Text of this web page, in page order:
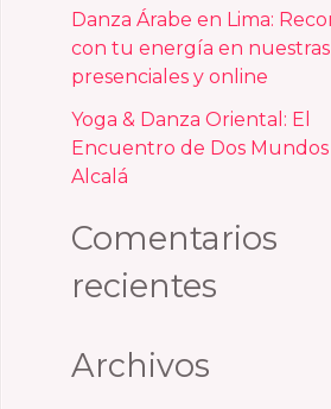
Danza Árabe en Lima:
con tu energía en nuestras
presenciales y online
Yoga & Danza Oriental: El
Encuentro de Dos
Alcalá
Comentarios
recientes
Archivos